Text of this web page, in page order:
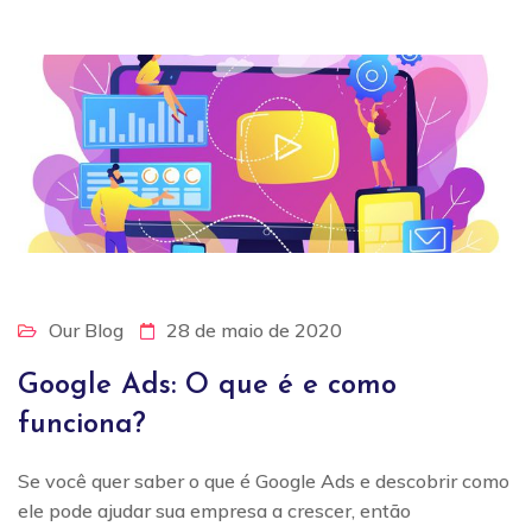
Our Blog 28 de maio de 2020
Google Ads: O que é e como
funciona?
Se você quer saber o que é Google Ads e descobrir como
ele pode ajudar sua empresa a crescer, então